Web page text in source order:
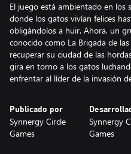
El juego está ambientado en los
donde los gatos vivían felices
obligándolos a huir. Ahora, un
conocido como La Brigada de
recuperar su ciudad de las
gira en torno a los gatos
enfrentar al líder de la invasión
Publicado por
Synnergy Circle
Games
Synnergy
Games